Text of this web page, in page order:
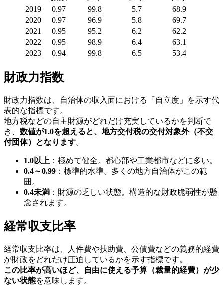
2019
0.97 99.8 5.7
68.9
2020
0.97 96.9 5.8
69.7
2021
0.95 95.2 6.2
62.2
2022
0.95 98.9 6.4
63.1
2023
0.94 99.8 6.5 53.4
財政力指数
財政力指数は、自治体の収入面における「自立度」を示す代
表的な指標です。
地方税などの自主財源がどれだけ充実しているかを判断で
き、 数値が1.0を超えると、地方交付税の交付対象外（不交
付団体）となります。
1.0以上 ：極めて健全。都心部や工業都市などに多い。
0.4～0.99 ：標準的水準。多くの地方自治体がこの範
囲。
0.4未満 ：財源の乏しい状態。構造的な財政脆弱性が懸
念されます。
経常収支比率
経常収支比率は、人件費や扶助費、公債費などの義務的経費
が財政をどれだけ圧迫しているかを示す指標です。
この比率が高いほど、自由に使える予算（裁量的経費）が少
ない状態を意味します。